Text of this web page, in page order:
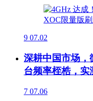
9 07.02
深耕中国市场
台频率桎梏，实
7 07.06